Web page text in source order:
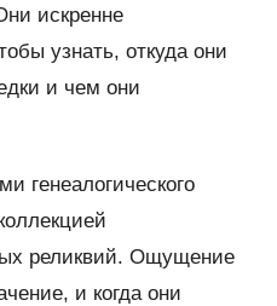
искренне
узнать, откуда они
и чем они
генеалогического
реликвий. Ощущение
и когда они